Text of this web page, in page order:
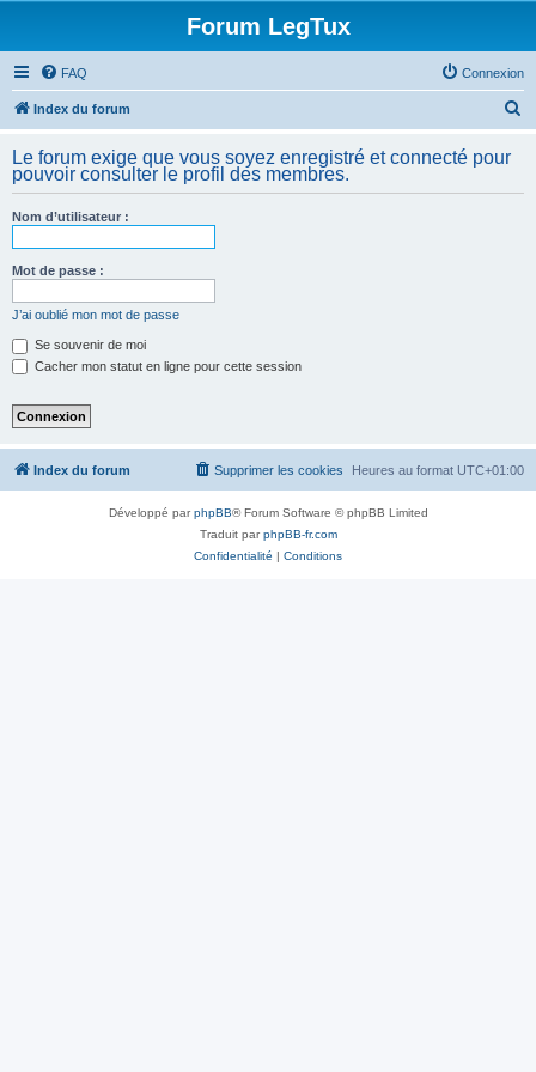
Forum LegTux
FAQ Connexion
Index du forum
h
Le forum exige que vous soyez enregistré et connecté pour
pouvoir consulter le profil des membres.
Nom d’utilisateur :
Mot de passe :
J’ai oublié mon mot de passe
Se souvenir de moi
Cacher mon statut en ligne pour cette session
Index du forum Heures au format UTC+01:00
Supprimer les cookies
Développé parphpBB® Forum Software © phpBB Limited
Traduit parphpBB-fr.com
Confidentialité | Conditions